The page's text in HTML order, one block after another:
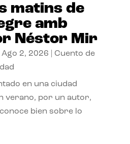
matins de
amb
Néstor Mir
Ago 2, 2026
Cuento de
en una ciudad
verano, por un autor,
bien sobre lo